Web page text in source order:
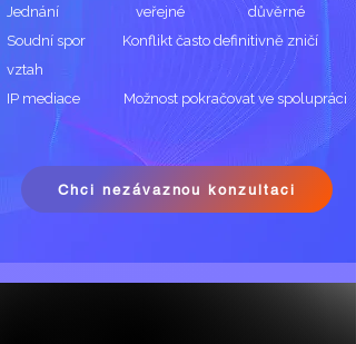
Jednání veřejné důvěrné
Soudní spor Konflikt často definitivně zničí
vztah
IP mediace Možnost pokračovat ve spolupráci
Chci nezávaznou konzultaci